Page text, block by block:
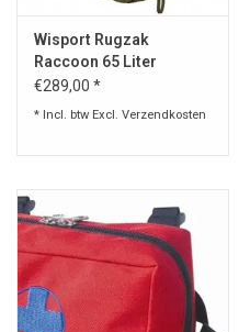
Wisport Rugzak
Raccoon 65 Liter
€289,00 *
* Incl. btw Excl. Verzendkosten